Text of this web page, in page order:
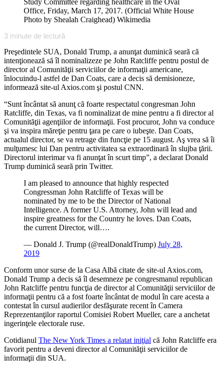
Study Committee regarding healthcare in the Oval
Office, Friday, March 17, 2017. (Official White House
Photo by Shealah Craighead) Wikimedia
3 minute de lectură
Preşedintele SUA, Donald Trump, a anunţat duminică seară că
intenţionează să îl nominalizeze pe John Ratcliffe pentru postul de
director al Comunităţii serviciilor de informaţii americane,
înlocuindu-l astfel de Dan Coats, care a decis să demisioneze,
informează site-ul Axios.com şi postul CNN.
“Sunt încântat să anunţ că foarte respectatul congresman John
Ratcliffe, din Texas, va fi nominalizat de mine pentru a fi director al
Comunităţii agenţiilor de informaţii. Fost procuror, John va conduce
şi va inspira măreţie pentru ţara pe care o iubeşte. Dan Coats,
actualul director, se va retrage din funcţie pe 15 august. Aş vrea să îi
mulţumesc lui Dan pentru activitatea sa extraordinară în slujba ţării.
Directorul interimar va fi anunţat în scurt timp”, a declarat Donald
Trump duminică seară prin Twitter.
I am pleased to announce that highly respected
Congressman John Ratcliffe of Texas will be
nominated by me to be the Director of National
Intelligence. A former U.S. Attorney, John will lead and
inspire greatness for the Country he loves. Dan Coats,
the current Director, will….
— Donald J. Trump (@realDonaldTrump) July 28,
2019
Conform unor surse de la Casa Albă citate de site-ul Axios.com,
Donald Trump a decis să îl desemneze pe congresmanul republican
John Ratcliffe pentru funcţia de director al Comunităţii serviciilor de
informaţii pentru că a fost foarte încântat de modul în care acesta a
contestat în cursul audierilor desfăşurate recent în Camera
Reprezentanţilor raportul Comisiei Robert Mueller, care a anchetat
ingerinţele electorale ruse.
Cotidianul The New York Times a relatat iniţial că John Ratcliffe era
favorit pentru a deveni director al Comunităţii serviciilor de
informaţii din SUA.